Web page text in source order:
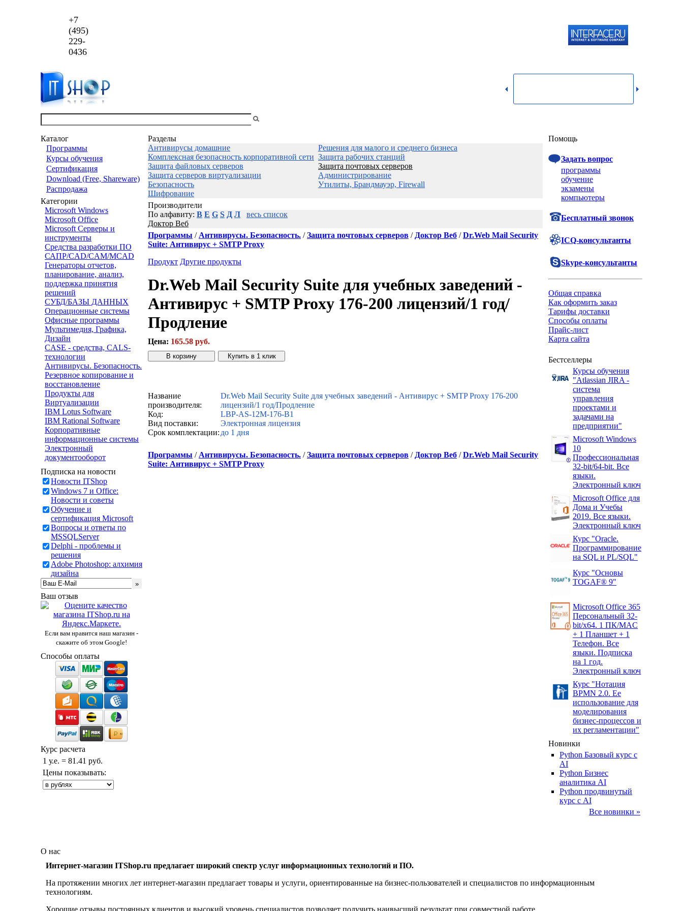
+7
(495)
229-
0436
Каталог
Программы
Курсы обучения
Сертификация
Download (Free, Shareware)
Распродажа
Категории
Microsoft Windows
Microsoft Office
Microsoft Серверы и
инструменты
Средства разработки ПО
САПР/CAD/CAM/MCAD
Генераторы отчетов,
планирование, анализ,
поддержка принятия
решений
СУБД/БАЗЫ ДАННЫХ
Операционные системы
Офисные программы
Мультимедия, Графика,
Дизайн
CASE - средства, CALS-
технологии
Антивирусы. Безопасность.
Резервное копирование и
восстановление
Продукты для
Виртуализации
IBM Lotus Software
IBM Rational Software
Корпоративные
информационные системы
Электронный
документооборот
Подписка на новости
Новости ITShop
Windows 7 и Office:
Новости и советы
Обучение и
сертификация Microsoft
Вопросы и ответы по
MSSQLServer
Delphi - проблемы и
решения
Adobe Photoshop: алхимия
дизайна
Ваш отзыв
Если вам нравится наш магазин -
скажите об этом Google!
Способы оплаты
Курс расчета
1 у.е. = 81.41 руб.
Цены показывать:
Разделы
Антивирусы домашние
Решения для малого и среднего бизнеса
Комплексная безопасность корпоративной сети Защита рабочих станций
Защита файловых серверов
Защита почтовых серверов
Защита серверов виртуализации
Администрирование
Безопасность
Утилиты, Брандмауэр, Firewall
Шифрование
Производители
По алфавиту: B E G S Д Л
весь список
Доктор Веб
Программы / Антивирусы. Безопасность. /Защита почтовых серверов / Доктор Веб /Dr.Web Mail Security
Suite: Антивирус + SMTP Proxy
Продукт Другие продукты
Dr.Web Mail Security Suite для учебных заведений -
Антивирус + SMTP Proxy 176-200 лицензий/1 год/
Продление
Цена: 165.58 руб.
Название
производителя:
Dr.Web Mail Security Suite для учебных заведений - Антивирус + SMTP Proxy 176-200
лицензий/1 год/Продление
Код:
LBP-AS-12M-176-B1
Вид поставки:
Электронная лицензия
Срок комплектации: до 1 дня
Программы / Антивирусы. Безопасность. /Защита почтовых серверов / Доктор Веб /Dr.Web Mail Security
Suite: Антивирус + SMTP Proxy
Помощь
Задать вопрос
программы
обучение
экзамены
компьютеры
Бесплатный звонок
ICQ-консультанты
Skype-консультанты
Общая справка
Как оформить заказ
Тарифы доставки
Способы оплаты
Прайс-лист
Карта сайта
Бестселлеры
Курсы обучения
"Atlassian JIRA -
система
управления
проектами и
задачами на
предприятии"
Microsoft Windows
10
Профессиональная
32-bit/64-bit. Все
языки.
Электронный ключ
Microsoft Office для
Дома и Учебы
2019. Все языки.
Электронный ключ
Курс "Oracle.
Программирование
на SQL и PL/SQL"
Курс "Основы
TOGAF® 9"
Microsoft Office 365
Персональный 32-
bit/x64. 1 ПК/MAC
+ 1 Планшет + 1
Телефон. Все
языки. Подписка
на 1 год.
Электронный ключ
Курс "Нотация
BPMN 2.0. Ее
использование для
моделирования
бизнес-процессов и
их регламентации"
Новинки
Python Базовый курс c
AI
Python Бизнес
аналитика AI
Python продвинутый
курс с AI
Все новинки »
О нас
Интернет-магазин ITShop.ru предлагает широкий спектр услуг информационных технологий и ПО.
На протяжении многих лет интернет-магазин предлагает товары и услуги, ориентированные на бизнес-пользователей и специалистов по информационным
технологиям.
Хорошие отзывы постоянных клиентов и высокий уровень специалистов позволяет получить наивысший результат при совместной работе.